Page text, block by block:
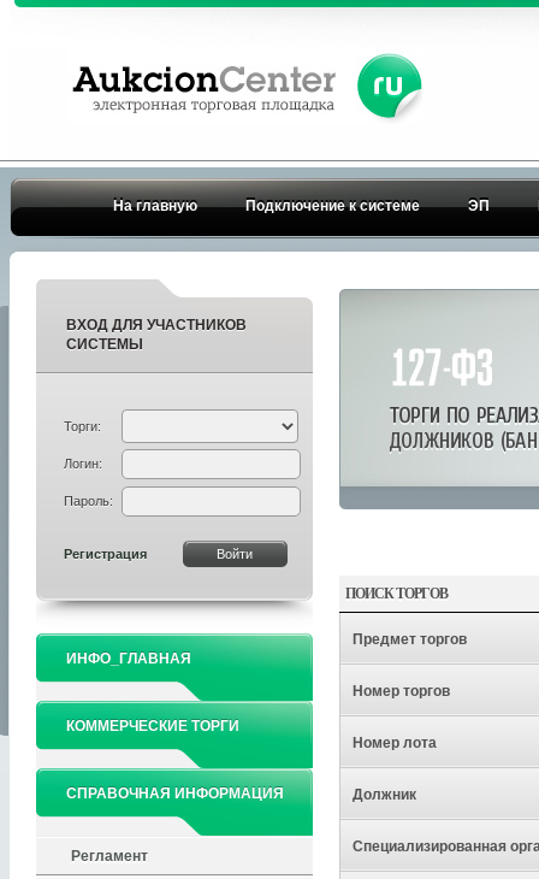
На главную Подключение к системе ЭП
ВХОД ДЛЯ УЧАСТНИКОВ
СИСТЕМЫ
Торги:
Логин:
Пароль:
Регистрация
ИНФО_ГЛАВНАЯ
КОММЕРЧЕСКИЕ ТОРГИ
СПРАВОЧНАЯ ИНФОРМАЦИЯ
Регламент
ПОИСК ТОРГОВ
Предмет торгов
Номер торгов
Номер лота
Должник
Специализированная